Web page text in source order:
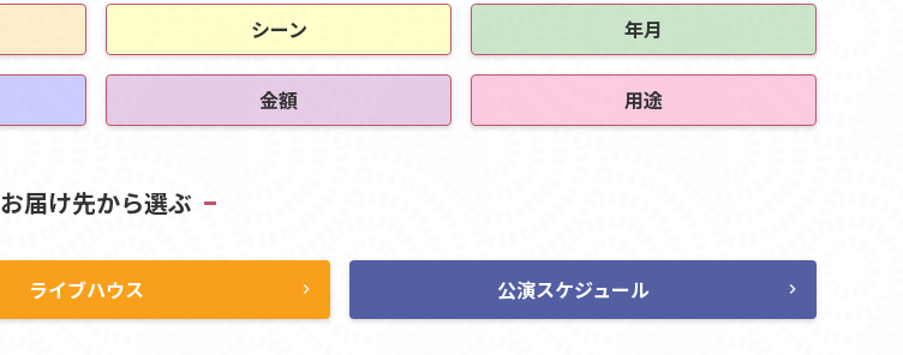
シーン 年月
金額 用途
お届け先から選ぶ
ライブハウス chevron_right 公演スケジュール chevron_right